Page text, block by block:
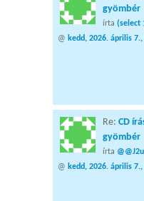
gyömbér
írta (select
@ kedd, 2026. április
Re: CD
gyömbér
írta
@ kedd, 2026. április